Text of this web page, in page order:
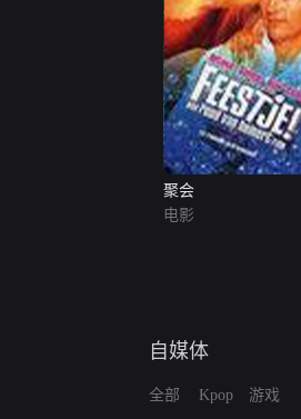
聚会
电影
自媒体
全部 Kpop 游戏